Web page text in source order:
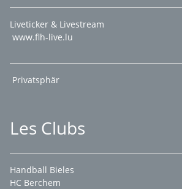
Liveticker & Livestream
www.flh-live.lu
Privatsphär
Les Clubs
Handball Bieles
HC Berchem